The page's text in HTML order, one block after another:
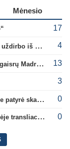
Mėnesio
17
A. Tapinas atskleidė, kiek tiksliai „Žalgiris“ jau uždirbo iš UEFA premijų 4
L. Messi pasižymėjo kliniu poelgiu dėl kilusių gaisrų Madride 13
3
V. Dambrausko ekipa Čempionų lygos atrankoje patyrė skaudžią nesėkmę 0
Dvikovas su „Hajduk“ transliuos TV3, paskutinėje transliacijoje – nauji rekordai 0